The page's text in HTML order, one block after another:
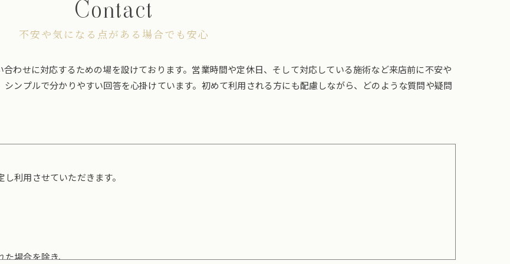
不安や気になる点がある場合でも安心
Contact
わせに対応するための場を設けております。営業時間や定休日、そして対応している施術など来店前に不安や
ンプルで分かりやすい回答を心掛けています。初めて利用される方にも配慮しながら、どのような質問や疑問
利用させていただきます。
た場合を除き、